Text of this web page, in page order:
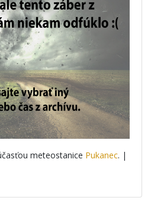
meteostanice Pukanec. |